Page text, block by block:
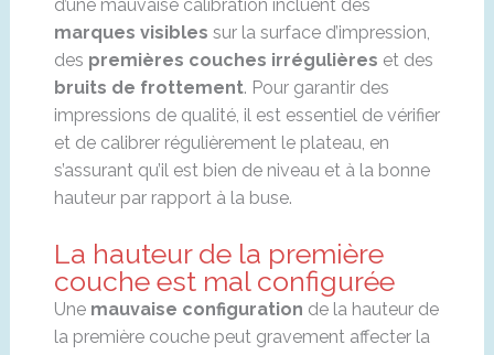
d’une mauvaise calibration incluent des
marques visibles sur la surface d’impression,
des premières couches irrégulières et des
bruits de frottement. Pour garantir des
impressions de qualité, il est essentiel de vérifier
et de calibrer régulièrement le plateau, en
s’assurant qu’il est bien de niveau et à la bonne
hauteur par rapport à la buse.
La hauteur de la première
couche est mal configurée
Une mauvaise configuration de la hauteur de
la première couche peut gravement affecter la